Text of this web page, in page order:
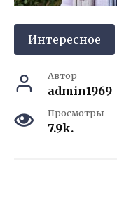
Интересное
Автор
admin1969
Просмотры
7.9k.